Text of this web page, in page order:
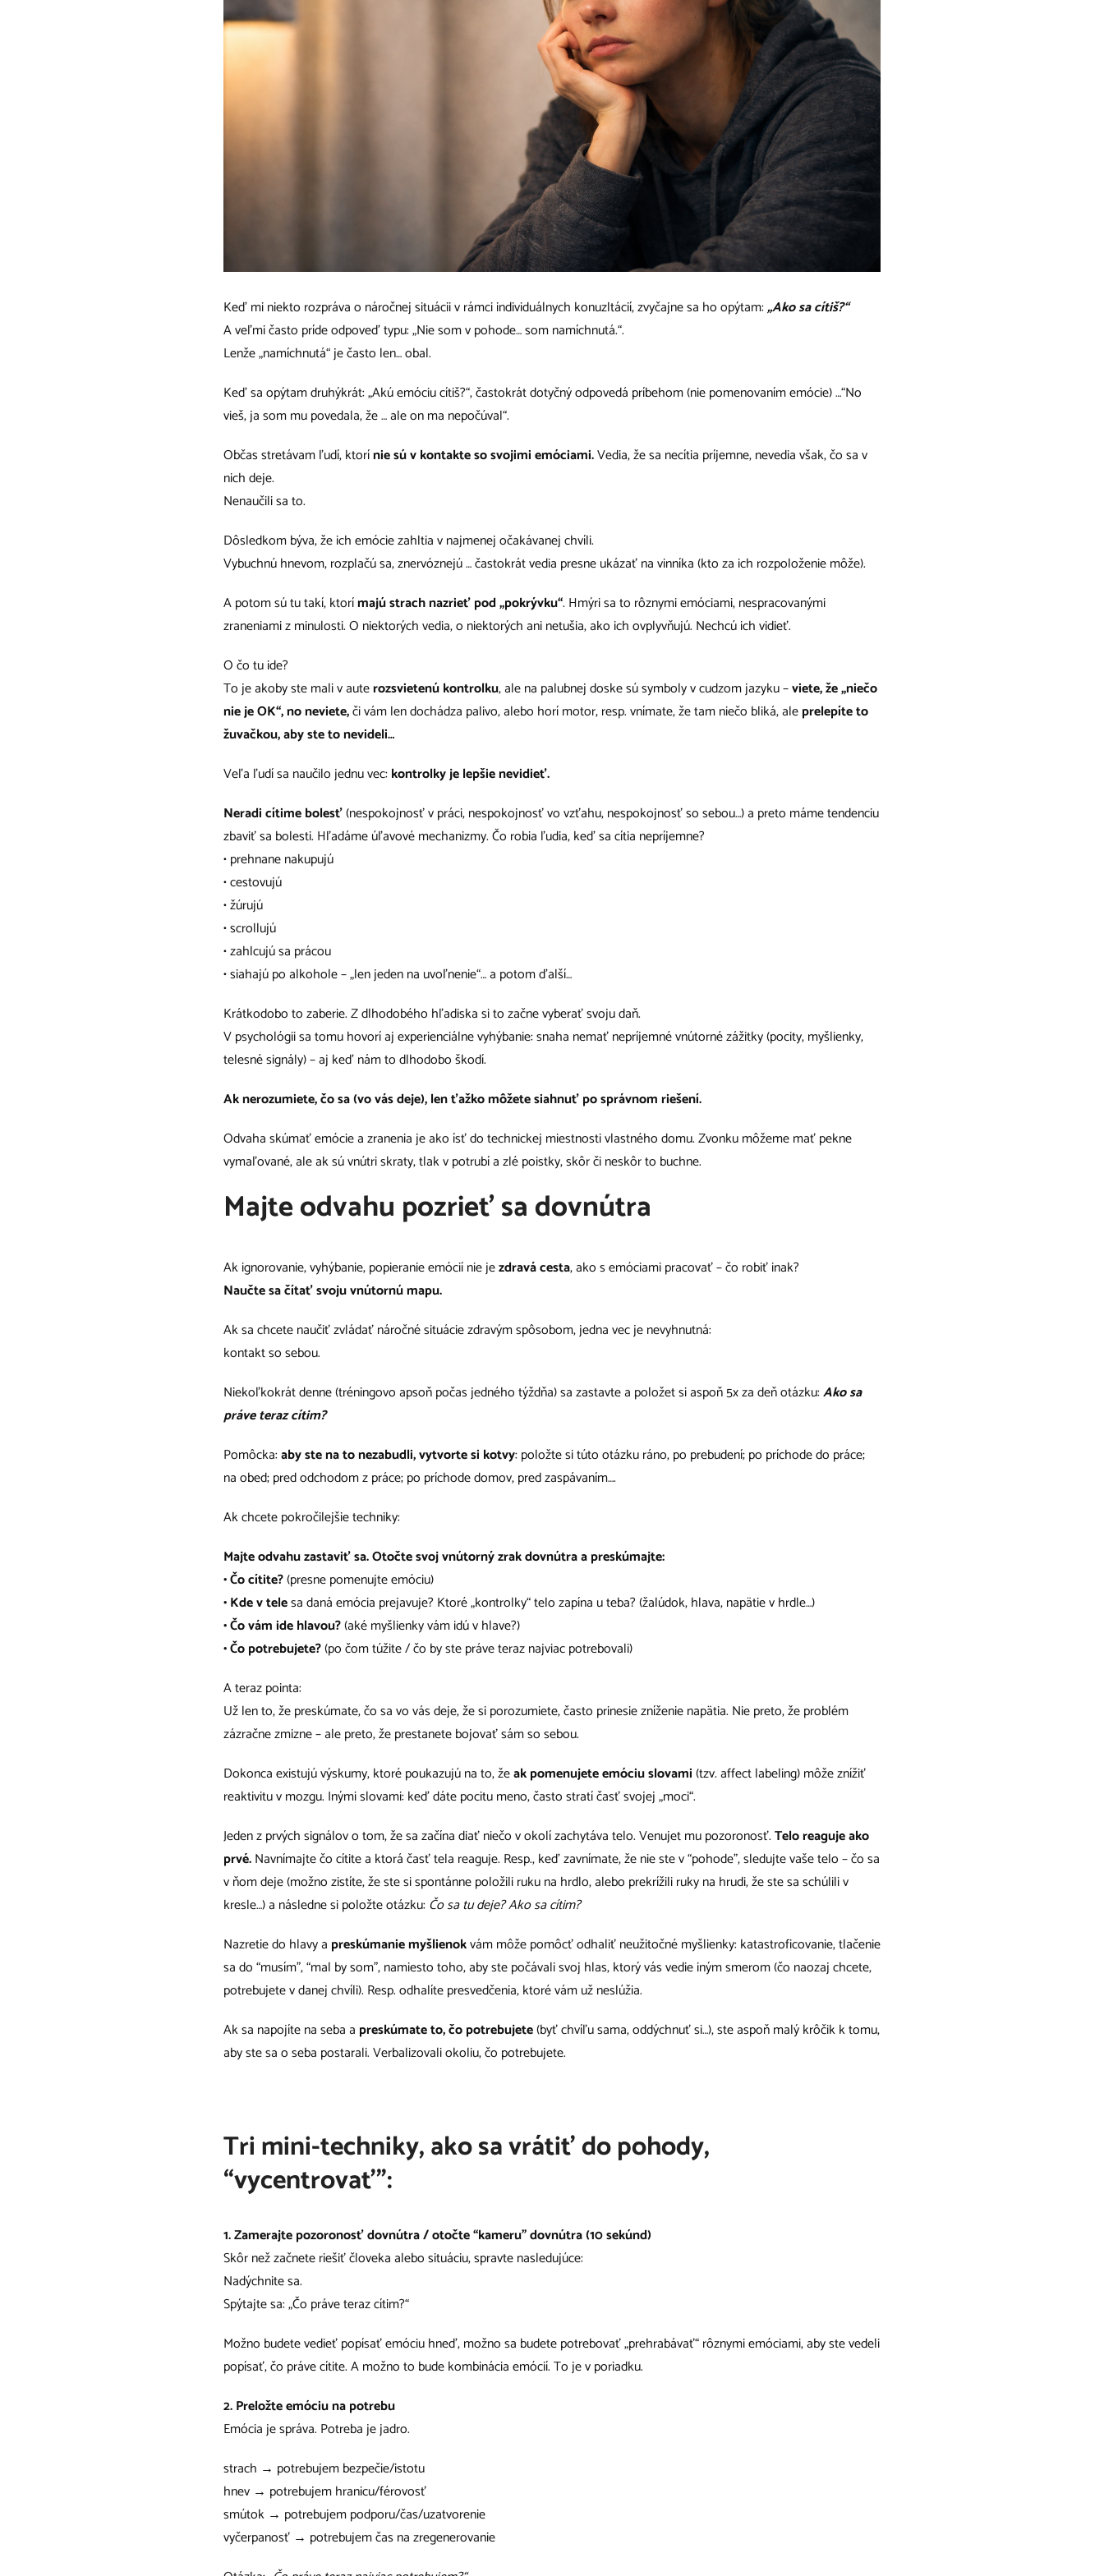
Keď mi niekto rozpráva o náročnej situácii v rámci individuálnych konuzltácií, zvyčajne sa ho opýtam:„Ako sa cítiš?“
A veľmi často príde odpoveď typu: „Nie som v pohode… som namíchnutá.“.
Lenže „namíchnutá“ je často len… obal.
Keď sa opýtam druhýkrát: „Akú emóciu cítiš?“, častokrát dotyčný odpovedá príbehom (nie pomenovaním emócie) …“No
vieš, ja som mu povedala, že … ale on ma nepočúval“.
Občas stretávam ľudí, ktorínie sú v kontakte so svojimi emóciami.Vedia, že sa necítia príjemne, nevedia však, čo sa v
nich deje.
Nenaučili sa to.
Dôsledkom býva, že ich emócie zahltia v najmenej očakávanej chvíli.
Vybuchnú hnevom, rozplačú sa, znervóznejú … častokrát vedia presne ukázať na vinníka (kto za ich rozpoloženie môže).
A potom sú tu takí, ktorímajú strach nazrieť pod „pokrývku“. Hmýri sa to rôznymi emóciami, nespracovanými
zraneniami z minulosti. O niektorých vedia, o niektorých ani netušia, ako ich ovplyvňujú. Nechcú ich vidieť.
O čo tu ide?
To je akoby ste mali v auterozsvietenú kontrolku, ale na palubnej doske sú symboly v cudzom jazyku –viete, že „niečo
nie je OK“, no neviete,či vám len dochádza palivo, alebo horí motor, resp. vnímate, že tam niečo bliká, aleprelepíte to
žuvačkou, aby ste to nevideli…
Veľa ľudí sa naučilo jednu vec:kontrolky je lepšie nevidieť.
Neradi cítime bolesť(nespokojnosť v práci, nespokojnosť vo vzťahu, nespokojnosť so sebou…) a preto máme tendenciu
zbaviť sa bolesti. Hľadáme úľavové mechanizmy. Čo robia ľudia, keď sa cítia nepríjemne?
• prehnane nakupujú
• cestovujú
• žúrujú
• scrollujú
• zahlcujú sa prácou
• siahajú po alkohole – „len jeden na uvoľnenie“… a potom ďalší…
Krátkodobo to zaberie. Z dlhodobého hľadiska si to začne vyberať svoju daň.
V psychológii sa tomu hovorí aj experienciálne vyhýbanie: snaha nemať nepríjemné vnútorné zážitky (pocity, myšlienky,
telesné signály) – aj keď nám to dlhodobo škodí.
Ak nerozumiete, čo sa (vo vás deje), len ťažko môžete siahnuť po správnom riešení.
Odvaha skúmať emócie a zranenia je ako ísť do technickej miestnosti vlastného domu. Zvonku môžeme mať pekne
vymaľované, ale ak sú vnútri skraty, tlak v potrubí a zlé poistky, skôr či neskôr to buchne.
Majte odvahu pozrieť sa dovnútra
Ak ignorovanie, vyhýbanie, popieranie emócií nie jezdravá cesta, ako s emóciami pracovať – čo robiť inak?
Naučte sa čítať svoju vnútornú mapu.
Ak sa chcete naučiť zvládať náročné situácie zdravým spôsobom, jedna vec je nevyhnutná:
kontakt so sebou.
Niekoľkokrát denne (tréningovo apsoň počas jedného týždňa) sa zastavte a položet si aspoň 5x za deň otázku:Ako sa
práve teraz cítim?
Pomôcka:aby ste na to nezabudli, vytvorte si kotvy: položte si túto otázku ráno, po prebudení; po príchode do práce;
na obed; pred odchodom z práce; po príchode domov, pred zaspávaním….
Ak chcete pokročilejšie techniky:
Majte odvahu zastaviť sa.Otočte svoj vnútorný zrak dovnútra a preskúmajte:
• Čo cítite?(presne pomenujte emóciu)
• Kde v telesa daná emócia prejavuje? Ktoré „kontrolky“ telo zapína u teba? (žalúdok, hlava, napätie v hrdle…)
• Čo vám ide hlavou?(aké myšlienky vám idú v hlave?)
• Čo potrebujete?(po čom túžite / čo by ste práve teraz najviac potrebovali)
A teraz pointa:
Už len to, že preskúmate, čo sa vo vás deje, že si porozumiete, často prinesie zníženie napätia. Nie preto, že problém
zázračne zmizne – ale preto, že prestanete bojovať sám so sebou.
Dokonca existujú výskumy, ktoré poukazujú na to, žeak pomenujete emóciu slovami(tzv. affect labeling) môže znížiť
reaktivitu v mozgu. Inými slovami: keď dáte pocitu meno, často stratí časť svojej „moci“.
Jeden z prvých signálov o tom, že sa začína diať niečo v okolí zachytáva telo. Venujet mu pozoronosť.Telo reaguje ako
prvé.Navnímajte čo cítite a ktorá časť tela reaguje. Resp., keď zavnímate, že nie ste v “pohode”, sledujte vaše telo – čo sa
v ňom deje (možno zistíte, že ste si spontánne položili ruku na hrdlo, alebo prekrížili ruky na hrudi, že ste sa schúlili v
kresle…) a následne si položte otázku:Čo sa tu deje? Ako sa cítim?
Nazretie do hlavy a preskúmanie myšlienokvám môže pomôcť odhaliť neužitočné myšlienky: katastroficovanie, tlačenie
sa do “musím”, “mal by som”, namiesto toho, aby ste počávali svoj hlas, ktorý vás vedie iným smerom (čo naozaj chcete,
potrebujete v danej chvíli). Resp. odhalíte presvedčenia, ktoré vám už neslúžia.
Ak sa napojíte na seba a preskúmate to, čo potrebujete(byť chvíľu sama, oddýchnuť si…), ste aspoň malý krôčik k tomu,
aby ste sa o seba postarali. Verbalizovali okoliu, čo potrebujete.
Tri mini-techniky, ako sa vrátiť do pohody,
“vycentrovať”:
1. Zamerajte pozoronosť dovnútra / otočte “kameru” dovnútra (10 sekúnd)
Skôr než začnete riešiť človeka alebo situáciu, spravte nasledujúce:
Nadýchnite sa.
Spýtajte sa: „Čo práve teraz cítim?“
Možno budete vedieť popísať emóciu hneď, možno sa budete potrebovať „prehrabávať“ rôznymi emóciami, aby ste vedeli
popísať, čo práve cítite. A možno to bude kombinácia emócií. To je v poriadku.
2. Preložte emóciu na potrebu
Emócia je správa. Potreba je jadro.
strach → potrebujem bezpečie/istotu
hnev → potrebujem hranicu/férovosť
smútok → potrebujem podporu/čas/uzatvorenie
vyčerpanosť → potrebujem čas na zregenerovanie